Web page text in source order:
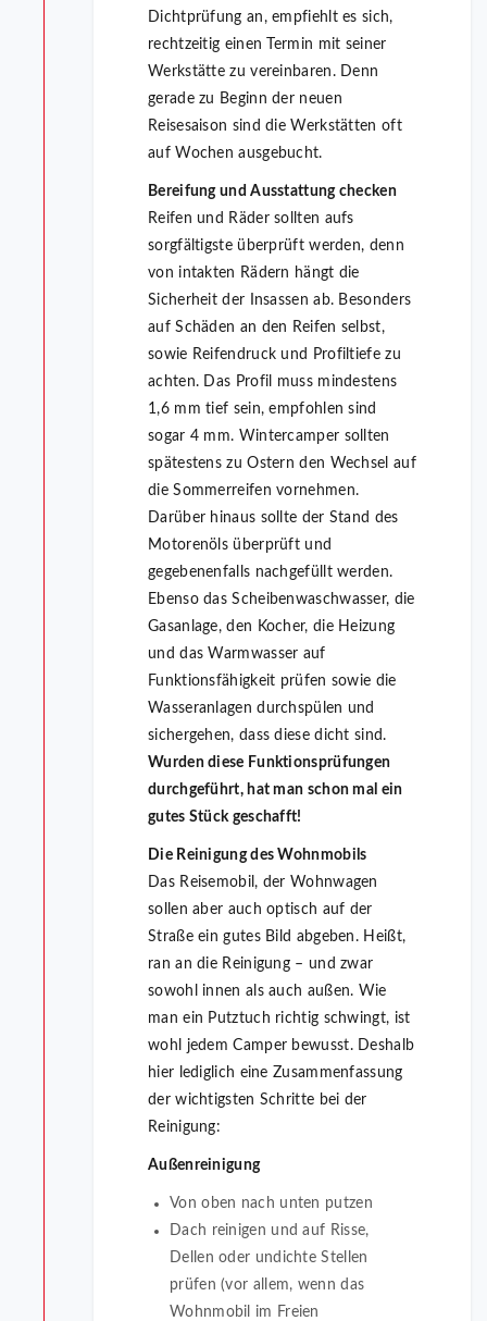
Dichtprüfung an, empfiehlt es sich,
rechtzeitig einen Termin mit seiner
Werkstätte zu vereinbaren. Denn
gerade zu Beginn der neuen
Reisesaison sind die Werkstätten oft
auf Wochen ausgebucht.
Bereifung und Ausstattung checken
Reifen und Räder sollten aufs
sorgfältigste überprüft werden, denn
von intakten Rädern hängt die
Sicherheit der Insassen ab. Besonders
auf Schäden an den Reifen selbst,
sowie Reifendruck und Profiltiefe zu
achten. Das Profil muss mindestens
1,6 mm tief sein, empfohlen sind
sogar 4 mm. Wintercamper sollten
spätestens zu Ostern den Wechsel auf
die Sommerreifen vornehmen.
Darüber hinaus sollte der Stand des
Motorenöls überprüft und
gegebenenfalls nachgefüllt werden.
Ebenso das Scheibenwaschwasser, die
Gasanlage, den Kocher, die Heizung
und das Warmwasser auf
Funktionsfähigkeit prüfen sowie die
Wasseranlagen durchspülen und
sichergehen, dass diese dicht sind.
Wurden diese Funktionsprüfungen
durchgeführt, hat man schon mal ein
gutes Stück geschafft!
Die Reinigung des Wohnmobils
Das Reisemobil, der Wohnwagen
sollen aber auch optisch auf der
Straße ein gutes Bild abgeben. Heißt,
ran an die Reinigung – und zwar
sowohl innen als auch außen. Wie
man ein Putztuch richtig schwingt, ist
wohl jedem Camper bewusst. Deshalb
hier lediglich eine Zusammenfassung
der wichtigsten Schritte bei der
Reinigung:
Außenreinigung
Von oben nach unten putzen
Dach reinigen und auf Risse,
Dellen oder undichte Stellen
prüfen (vor allem, wenn das
Wohnmobil im Freien